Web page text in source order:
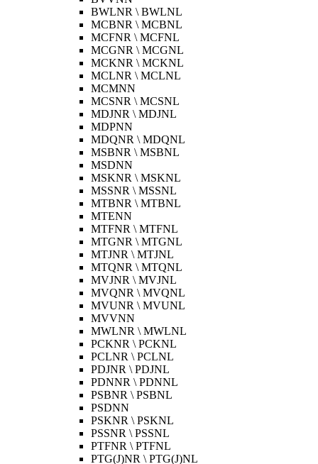
BWLNR \ BWLNL
MCBNR \ MCBNL
MCFNR \ MCFNL
MCGNR \ MCGNL
MCKNR \ MCKNL
MCLNR \ MCLNL
MCMNN
MCSNR \ MCSNL
MDJNR \ MDJNL
MDPNN
MDQNR \ MDQNL
MSBNR \ MSBNL
MSDNN
MSKNR \ MSKNL
MSSNR \ MSSNL
MTBNR \ MTBNL
MTENN
MTFNR \ MTFNL
MTGNR \ MTGNL
MTJNR \ MTJNL
MTQNR \ MTQNL
MVJNR \ MVJNL
MVQNR \ MVQNL
MVUNR \ MVUNL
MVVNN
MWLNR \ MWLNL
PCKNR \ PCKNL
PCLNR \ PCLNL
PDJNR \ PDJNL
PDNNR \ PDNNL
PSBNR \ PSBNL
PSDNN
PSKNR \ PSKNL
PSSNR \ PSSNL
PTFNR \ PTFNL
PTG(J)NR \ PTG(J)NL